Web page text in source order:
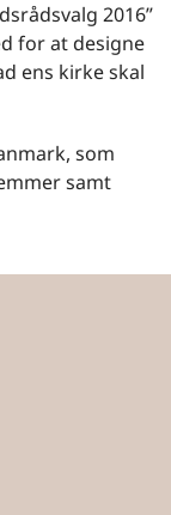
2016”
for at designe
ens kirke skal
som
samt